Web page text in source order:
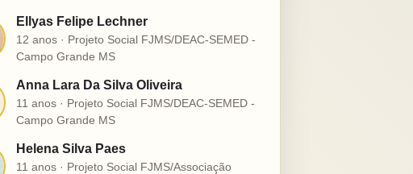
Ellyas Felipe Lechner
12 anos · Projeto Social FJMS/DEAC-SEMED -
Campo Grande MS
Anna Lara Da Silva Oliveira
11 anos · Projeto Social FJMS/DEAC-SEMED -
Campo Grande MS
Helena Silva Paes
11 anos · Projeto Social FJMS/Associação